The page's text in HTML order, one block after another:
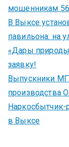
мошенникам
В Выксе
павильона: на
«Дары
заявку!
Выпускники
производства
в Выксе